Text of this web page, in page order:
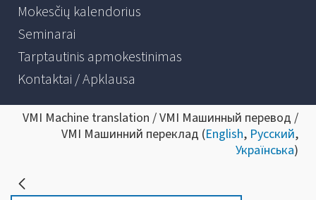
Mokesčių kalendorius
Seminarai
Tarptautinis apmokestinimas
Kontaktai / Apklausa
VMI Machine translation / VMI Машинный перевод /
VMI Машинний переклад (English, Русский,
Українська)